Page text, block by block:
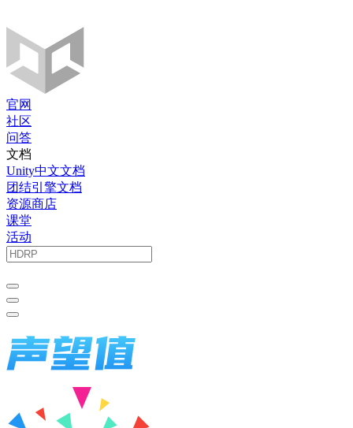
官网
社区
问答
文档
Unity中文文档
团结引擎文档
资源商店
课堂
活动